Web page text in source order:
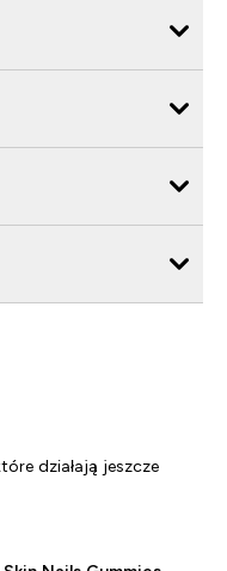
działają jeszcze